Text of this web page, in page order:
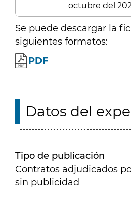
octubre del
Se puede descargar la
siguientes formatos:
PDF
Datos del
Tipo de publicación
Contratos adjudicados
sin publicidad